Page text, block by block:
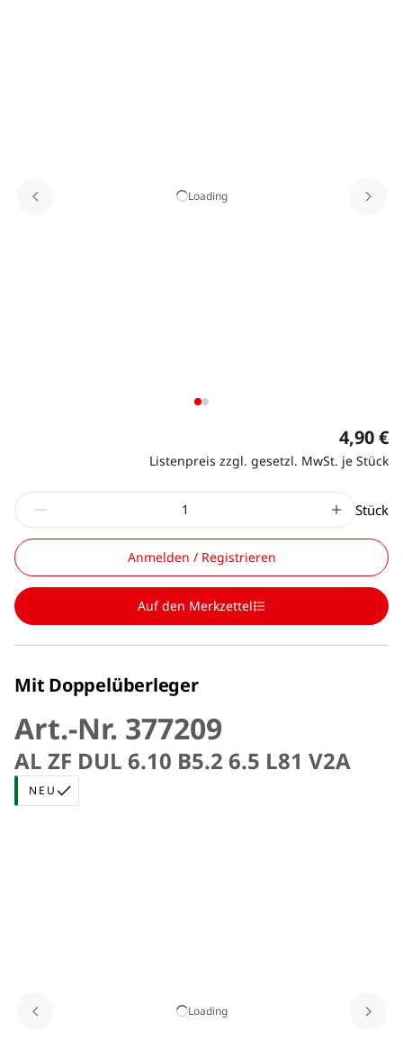
Loading
4,90 €
Listenpreis zzgl. gesetzl. MwSt. je Stück
Stück
Anmelden / Registrieren
Auf den Merkzettel
Mit Doppelüberleger
Art.-Nr. 377209
AL ZF DUL 6.10 B5.2 6.5 L81 V2A
NEU
Loading